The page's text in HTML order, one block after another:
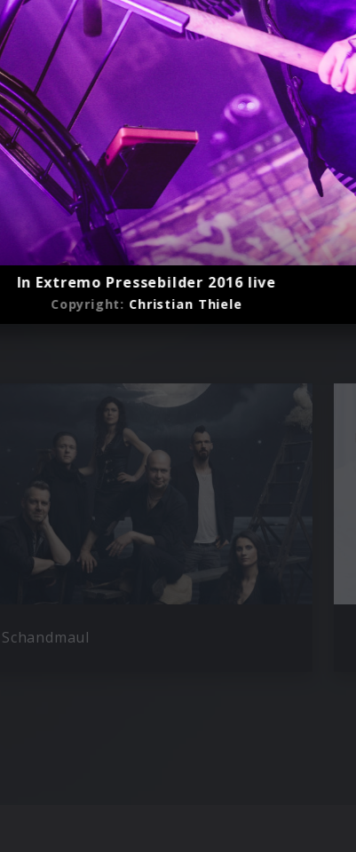
Schandmaul
In Extremo Pressebilder 2016 live
Copyright: Christian Thiele